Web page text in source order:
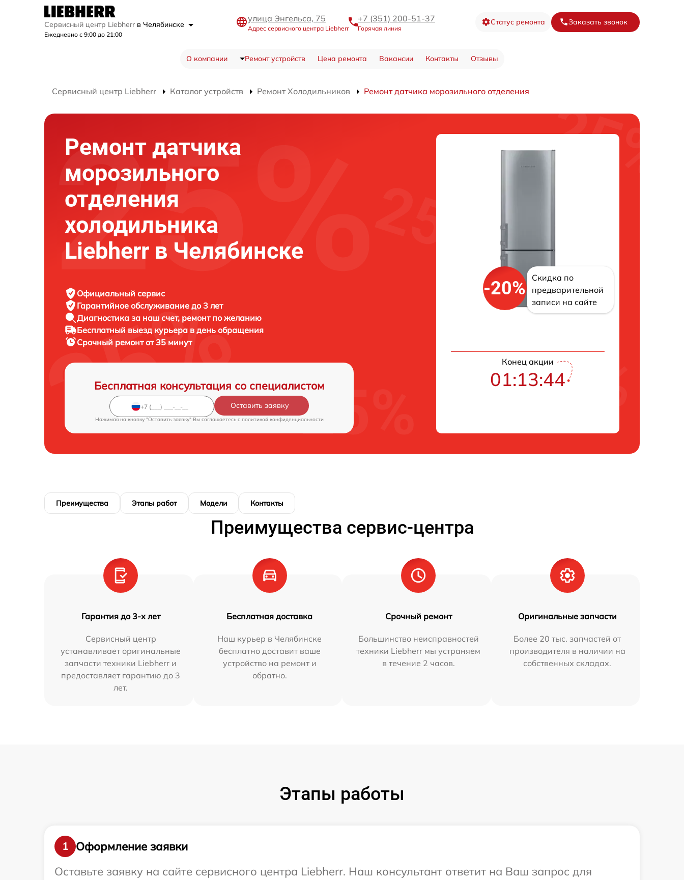
Сервисный центр Liebherr в Челябинске
Ежедневно с 9:00 до 21:00
улица Энгельса, 75
Адрес сервисного центра Liebherr
+7 (351) 200-51-37
Горячая линия
Статус ремонта Заказать звонок
О компании Ремонт устройств Цена ремонта Вакансии Контакты Отзывы
Сервисный центр Liebherr Каталог устройств Ремонт Холодильников Ремонт датчика морозильного отделения
Ремонт датчика
морозильного
отделения
холодильника
Liebherr в Челябинске
Официальный сервис
Гарантийное обслуживание до 3 лет
Диагностика за наш счет, ремонт по желанию
Бесплатный выезд курьера в день обращения
Срочный ремонтот 35 минут
Бесплатная консультация со специалистом
Оставить заявку
Нажимая на кнопку "Оставить заявку" Вы соглашаетесь c политикой конфиденциальности
-20%
Скидка по
предварительной
записи на сайте
Конец акции
01:13:43
Преимущества Этапы работ Модели Контакты
Преимущества сервис-центра
Гарантия до 3-х лет
Сервисный центр
устанавливает оригинальные
запчасти техники Liebherr и
предоставляет гарантию до 3
лет.
Бесплатная доставка
Наш курьер в Челябинске
бесплатно доставит ваше
устройство на ремонт и
обратно.
Срочный ремонт
Большинство неисправностей
техники Liebherr мы устраняем
в течение 2 часов.
Оригинальные запчасти
Более 20 тыс. запчастей от
производителя в наличии на
собственных складах.
Этапы работы
1
Оформление заявки
Оставьте заявку на сайте сервисного центра Liebherr. Наш консультант ответит на Ваш запрос для